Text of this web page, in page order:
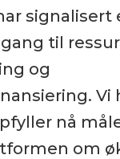
signalisert
til
og
Vi
nå
om